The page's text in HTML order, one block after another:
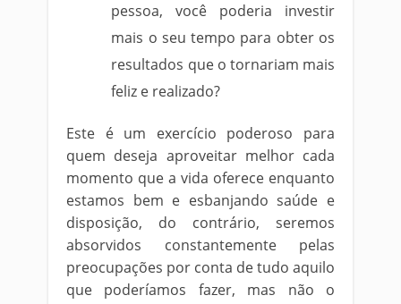
pessoa, você poderia investir
mais o seu tempo para obter os
resultados que o tornariam mais
feliz e realizado?
Este é um exercício poderoso para
quem deseja aproveitar melhor cada
momento que a vida oferece enquanto
estamos bem e esbanjando saúde e
disposição, do contrário, seremos
absorvidos constantemente pelas
preocupações por conta de tudo aquilo
que poderíamos fazer, mas não o